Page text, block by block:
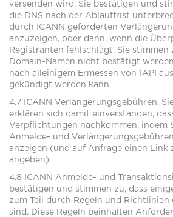
versenden wird. Sie bestätigen und
die DNS nach der Ablauffrist
durch ICANN geforderten
anzuzeigen, oder dann, wenn die
Registranten fehlschlägt. Sie stimmen
Domain-Namen nicht bestätigt
nach alleinigem Ermessen von 1API
gekündigt werden kann.
4.7 ICANN Verlängerungsgebühren.
erklären sich damit einverstanden,
Verpflichtungen nachkommen, indem
Anmelde- und
anzeigen (und auf Anfrage einen Link
angeben).
4.8 ICANN Anmelde- und
bestätigen und stimmen zu, dass
zum Teil durch Regeln und Richtlinien
sind. Diese Regeln beinhalten